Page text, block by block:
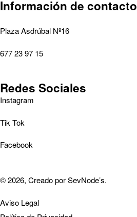
Información de contacto
Plaza Asdrúbal Nº16
677 23 97 15
Redes Sociales
Instagram
Tik Tok
Facebook
© 2026, Creado porSevNode’s.
Aviso Legal